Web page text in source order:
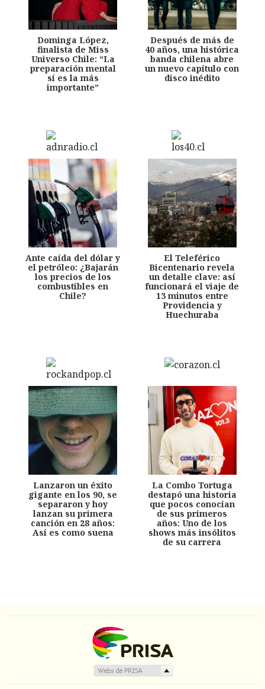
Dominga López,
finalista de Miss
Universo Chile: “La
preparación mental
sí es la más
importante”
Después de más de
40 años, una histórica
banda chilena abre
un nuevo capítulo con
disco inédito
Ante caída del dólar y
el petróleo: ¿Bajarán
los precios de los
combustibles en
Chile?
El Teleférico
Bicentenario revela
un detalle clave: así
funcionará el viaje de
13 minutos entre
Providencia y
Huechuraba
Lanzaron un éxito
gigante en los 90, se
separaron y hoy
lanzan su primera
canción en 28 años:
Así es como suena
La Combo Tortuga
destapó una historia
que pocos conocían
de sus primeros
años: Uno de los
shows más insólitos
de su carrera